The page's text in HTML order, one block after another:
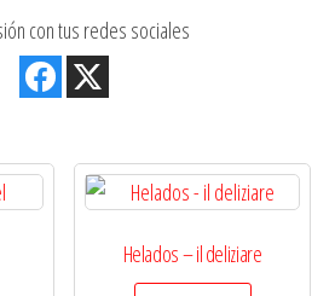
con tus redes sociales
Helados – il deliziare